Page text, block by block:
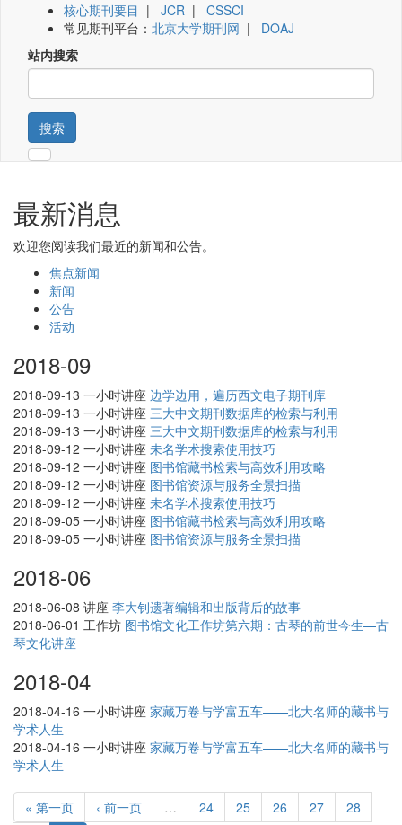
核心期刊要目 | JCR | CSSCI
常见期刊平台： 北京大学期刊网 | DOAJ
站内搜索
搜索
最新消息
欢迎您阅读我们最近的新闻和公告。
焦点新闻
新闻
公告
活动
2018-09
2018-09-13 一小时讲座 边学边用，遍历西文电子期刊库
2018-09-13 一小时讲座 三大中文期刊数据库的检索与利用
2018-09-13 一小时讲座 三大中文期刊数据库的检索与利用
2018-09-12 一小时讲座 未名学术搜索使用技巧
2018-09-12 一小时讲座 图书馆藏书检索与高效利用攻略
2018-09-12 一小时讲座 图书馆资源与服务全景扫描
2018-09-12 一小时讲座 未名学术搜索使用技巧
2018-09-05 一小时讲座 图书馆藏书检索与高效利用攻略
2018-09-05 一小时讲座 图书馆资源与服务全景扫描
2018-06
2018-06-08 讲座 李大钊遗著编辑和出版背后的故事
2018-06-01 工作坊 图书馆文化工作坊第六期：古琴的前世今生—古
琴文化讲座
2018-04
2018-04-16 一小时讲座 家藏万卷与学富五车——北大名师的藏书与
学术人生
2018-04-16 一小时讲座 家藏万卷与学富五车——北大名师的藏书与
学术人生
« 第一页 ‹ 前一页 … 24 25 26 27 28